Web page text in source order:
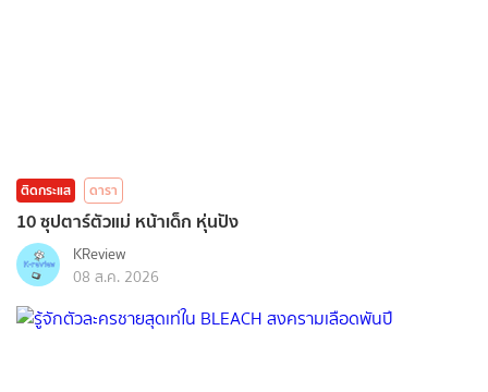
ติดกระแส ดารา
10 ซุปตาร์ตัวแม่ หน้าเด็ก หุ่นปัง
KReview
08 ส.ค. 2026